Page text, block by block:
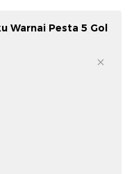
Warnai Pesta 5 Gol